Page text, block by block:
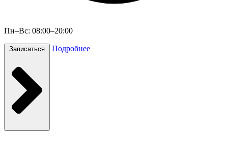
Пн–Вс: 08:00–20:00
Записаться Подробнее